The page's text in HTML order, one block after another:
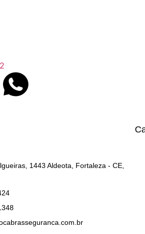
1443 Aldeota, Fortaleza - CE,